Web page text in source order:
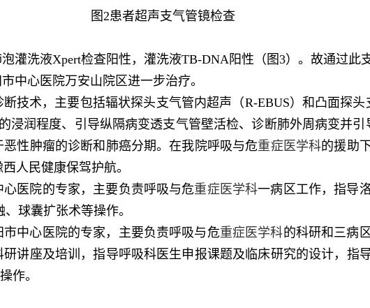
图2患者超声支气管镜检查
灌洗液Xpert检查阳性，灌洗液TB-DNA阳性（图3）。故通过此
中心医院万安山院区进一步治疗。
技术，主要包括辐状探头支气管内超声（R-EBUS）和凸面探头
浸润程度、引导纵隔病变透支气管壁活检、诊断肺外周病变并
性肿瘤的诊断和肺癌分期。在我院呼吸与危重症医学科的援助
人民健康保驾护航。
医院的专家，主要负责呼吸与危重症医学科一病区工作，指导
球囊扩张术等操作。
中心医院的专家，主要负责呼吸与危重症医学科的科研和三病
讲座及培训，指导呼吸科医生申报课题及临床研究的设计，指
作。